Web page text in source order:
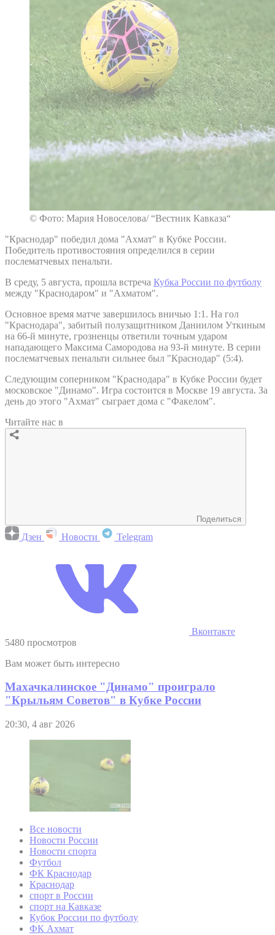
© Фото: Мария Новоселова/ “Вестник Кавказа“
"Краснодар" победил дома "Ахмат" в Кубке России.
Победитель противостояния определился в серии
послематчевых пенальти.
В среду, 5 августа, прошла встреча Кубка России по футболу
между "Краснодаром" и "Ахматом".
Основное время матче завершилось вничью 1:1. На гол
"Краснодара", забитый полузащитником Даниилом Уткиным
на 66-й минуте, грозненцы ответили точным ударом
нападающего Максима Самородова на 93-й минуте. В серии
послематчевых пенальти сильнее был "Краснодар" (5:4).
Следующим соперником "Краснодара" в Кубке России будет
московское "Динамо". Игра состоится в Москве 19 августа. За
день до этого "Ахмат" сыграет дома с "Факелом".
Читайте нас в
Поделиться
Дзен Новости Telegram
Вконтакте
5480 просмотров
Вам может быть интересно
Махачкалинское "Динамо" проиграло
"Крыльям Советов" в Кубке России
20:30, 4 авг 2026
Все новости
Новости России
Новости спорта
Футбол
ФК Краснодар
Краснодар
спорт в России
спорт на Кавказе
Кубок России по футболу
ФК Ахмат